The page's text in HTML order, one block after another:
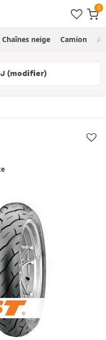
Chaînes neige Camion
(modifier)